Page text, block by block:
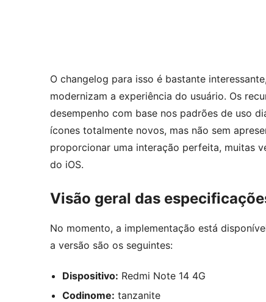
O changelog para isso é bastante
modernizam a experiência do usuário. Os
desempenho com base nos padrões de uso
ícones totalmente novos, mas não sem
proporcionar uma interação perfeita, muitas
do iOS.
Visão geral das
No momento, a implementação está
a versão são os seguintes:
Dispositivo: Redmi Note 14 4G
Codinome: tanzanite